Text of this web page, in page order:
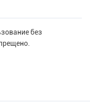
без